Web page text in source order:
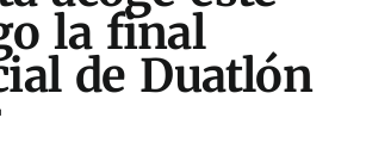
la final
de Duatlón